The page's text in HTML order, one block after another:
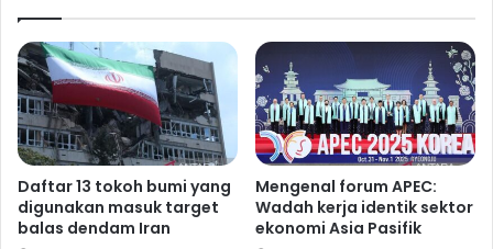
Daftar 13 tokoh bumi yang
digunakan masuk target
balas dendam Iran
Mengenal forum APEC:
Wadah kerja identik sektor
ekonomi Asia Pasifik